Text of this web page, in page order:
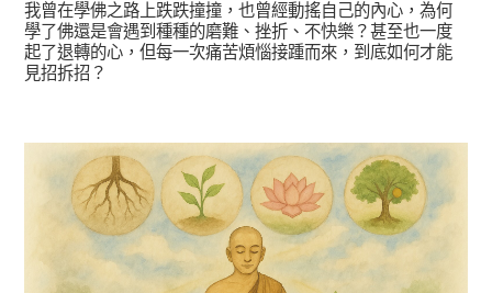
我曾在學佛之路上跌跌撞撞，也曾經動搖自己的內心，為何
學了佛還是會遇到種種的磨難、挫折、不快樂？甚至也一度
起了退轉的心，但每一次痛苦煩惱接踵而來，到底如何才能
見招拆招？
徵文賞析